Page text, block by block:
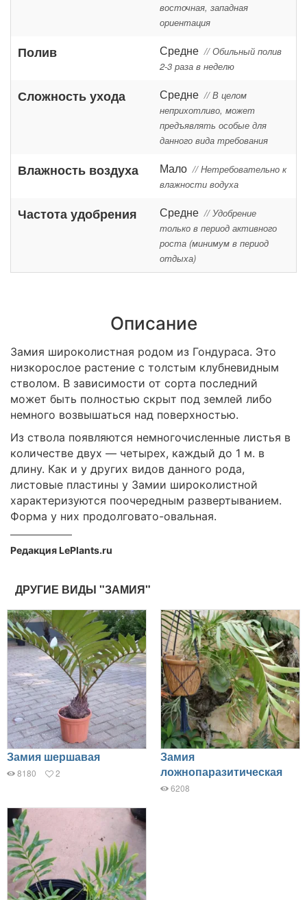
восточная, западная
ориентация
Полив Средне // Обильный полив
2-3 раза в неделю
Сложность ухода Средне // В целом
неприхотливо, может
предъявлять особые для
данного вида требования
Влажность воздуха Мало // Нетребовательно к
влажности водуха
Частота удобрения Средне // Удобрение
только в период активного
роста (минимум в период
отдыха)
Описание
Замия широколистная родом из Гондураса. Это
низкорослое растение с толстым клубневидным
стволом. В зависимости от сорта последний
может быть полностью скрыт под землей либо
немного возвышаться над поверхностью.
Из ствола появляются немногочисленные листья в
количестве двух — четырех, каждый до 1 м. в
длину. Как и у других видов данного рода,
листовые пластины у Замии широколистной
характеризуются поочередным развертыванием.
Форма у них продолговато-овальная.
Редакция LePlants.ru
ДРУГИЕ ВИДЫ "ЗАМИЯ"
Замия шершавая
8180 2
Замия
ложнопаразитическая
6208